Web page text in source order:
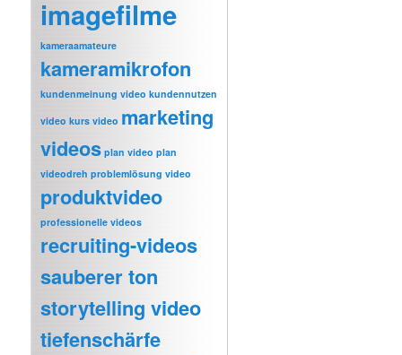
imagefilme
kameraamateure
kameramikrofon
kundenmeinung video kundennutzen
video kurs video marketing
videos plan video plan
videodreh problemlösung video
produktvideo
professionelle videos
recruiting-videos
sauberer ton
storytelling video
tiefenschärfe